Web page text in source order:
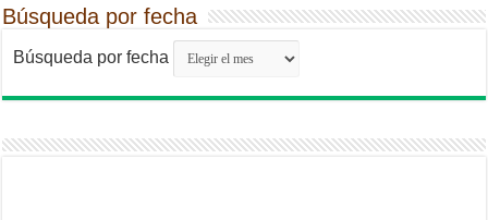
Búsqueda por fecha
Búsqueda por fecha